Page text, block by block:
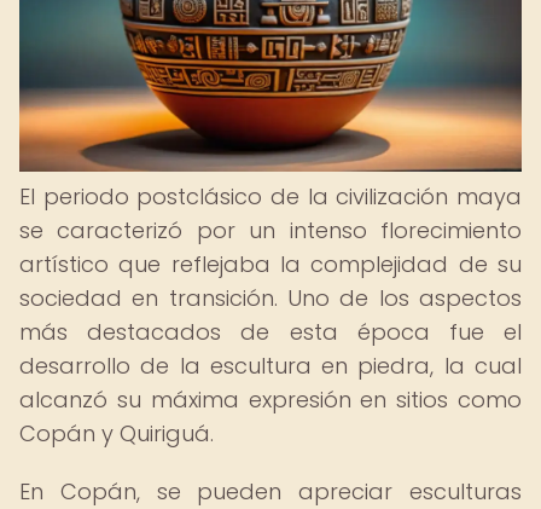
El periodo postclásico de la civilización maya
se caracterizó por un intenso florecimiento
artístico que reflejaba la complejidad de su
sociedad en transición. Uno de los aspectos
más destacados de esta época fue el
desarrollo de la escultura en piedra, la cual
alcanzó su máxima expresión en sitios como
Copán y Quiriguá.
En Copán, se pueden apreciar esculturas